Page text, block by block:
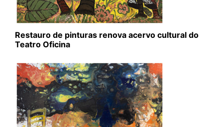
Restauro de pinturas renova acervo cultural do
Teatro Oficina